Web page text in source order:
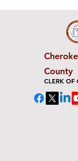
County
CLERK OF